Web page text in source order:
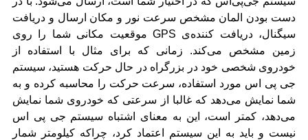
دست بودن المان مشخص سرعت نور و مکان ارسال و دریافت
سیگنال، دریافت کننده‌ی GPS موقعیت مکانی شما را روی
زمین مشخص می‌کند. زمانی که برای مثال با استفاده از
خودروی شخصی خود در بزرگراه در حال حرکت هستید، سیستم
جی پی اس مورد استفاده، سرعت حرکت را محاسبه کرده و به
شما نمایش می‌دهد که غالبا از سرعتی که خودروی شما نمایش
می‌دهد، کمتر است، این به معنای اشتباه سیستم جی پی اس
نیست و باید به این سیستم اعتماد کرد، چراکه کیلومتر شمار